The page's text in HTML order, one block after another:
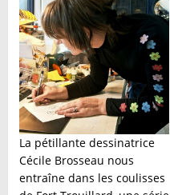
La pétillante dessinatrice
Cécile Brosseau nous
entraîne dans les coulisses